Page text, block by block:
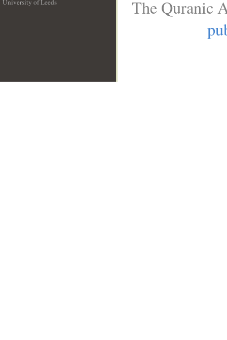
University of Leeds
The Quranic